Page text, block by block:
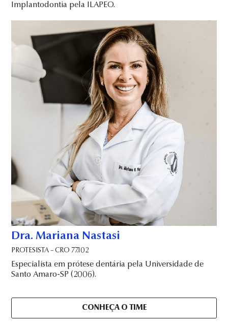
Implantodontia pela ILAPEO.
Dra. Mariana Nastasi
PROTESISTA – CRO 77.102
Especialista em prótese dentária pela Universidade de
Santo Amaro-SP (2006).
CONHEÇA O TIME